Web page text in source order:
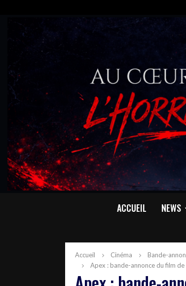
ACCUEIL NEWS
Accueil Cinéma
Bande-
Apex : bande-annonce du film